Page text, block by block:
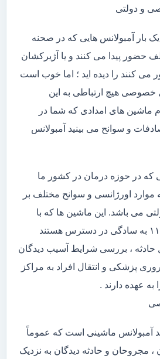
و دولتی
بار آمبولانس هایی که در صحنه
حضور پیدا می کنند و یا آژیرکشان
می کنند را دیده اید ؛ اما خوب است
خصوصی هیچ ارتباطی به این
ماشین های امدادی که شما در
و سوانح می بینید آمبولانس
که در حوزه درمان در کشور ما
اورژانسی و سوانح مختلف بر
می باشد. این ماشین ها که با
شماره تلفن معروف ۱۱۵ به سادگی در دسترس هستند
، بررسی شرایط آسیب دیدگان
پزشکی و انتقال افراد به مراکز
عهده دارند .
آمبولانس ماشینی است که عموماً
، مجروحان و حادثه دیدگان به نزدیک